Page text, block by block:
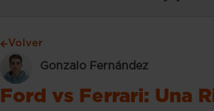
Volver
Gonzalo Fernández
Ford vs Ferrari: Una